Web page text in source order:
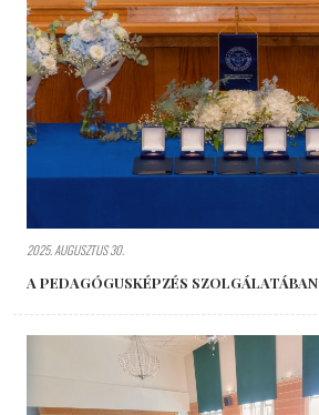
2025. AUGUSZTUS 30.
A PEDAGÓGUSKÉPZÉS SZOLGÁLATÁBAN